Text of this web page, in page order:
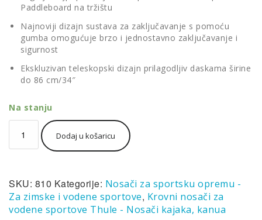
Paddleboard na tržištu
Najnoviji dizajn sustava za zaključavanje s pomoću
gumba omogućuje brzo i jednostavno zaključavanje i
sigurnost
Ekskluzivan teleskopski dizajn prilagodljiv daskama širine
do 86 cm/34″
Na stanju
SUP
Taxi
krovni
nosač
daske
Dodaj u košaricu
SKU: 810 Kategorije: Nosači za sportsku opremu -
Za zimske i vodene sportove, Krovni nosači za
vodene sportove Thule - Nosači kajaka, kanua